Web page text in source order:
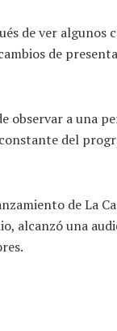
de ver
de
observar a una
del
de La
alcanzó una